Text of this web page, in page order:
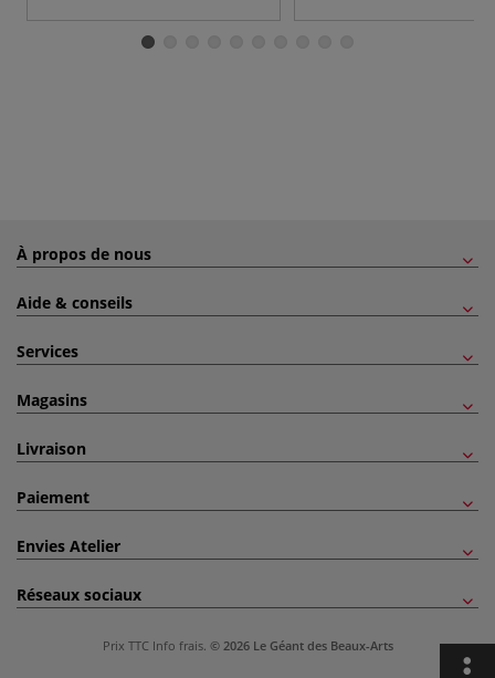
À propos de nous
Aide & conseils
Services
Magasins
Livraison
Paiement
Envies Atelier
Réseaux sociaux
Prix TTC Info frais. © 2026 Le Géant des Beaux-Arts